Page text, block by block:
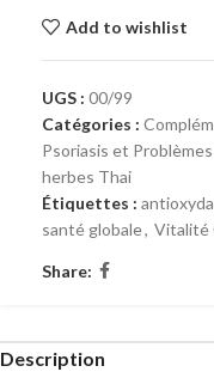
Add to wishlist
UGS : 00/99
Catégories :
Psoriasis et
herbes Thai
Étiquettes :
santé globale, Vitalité
Share:
Description